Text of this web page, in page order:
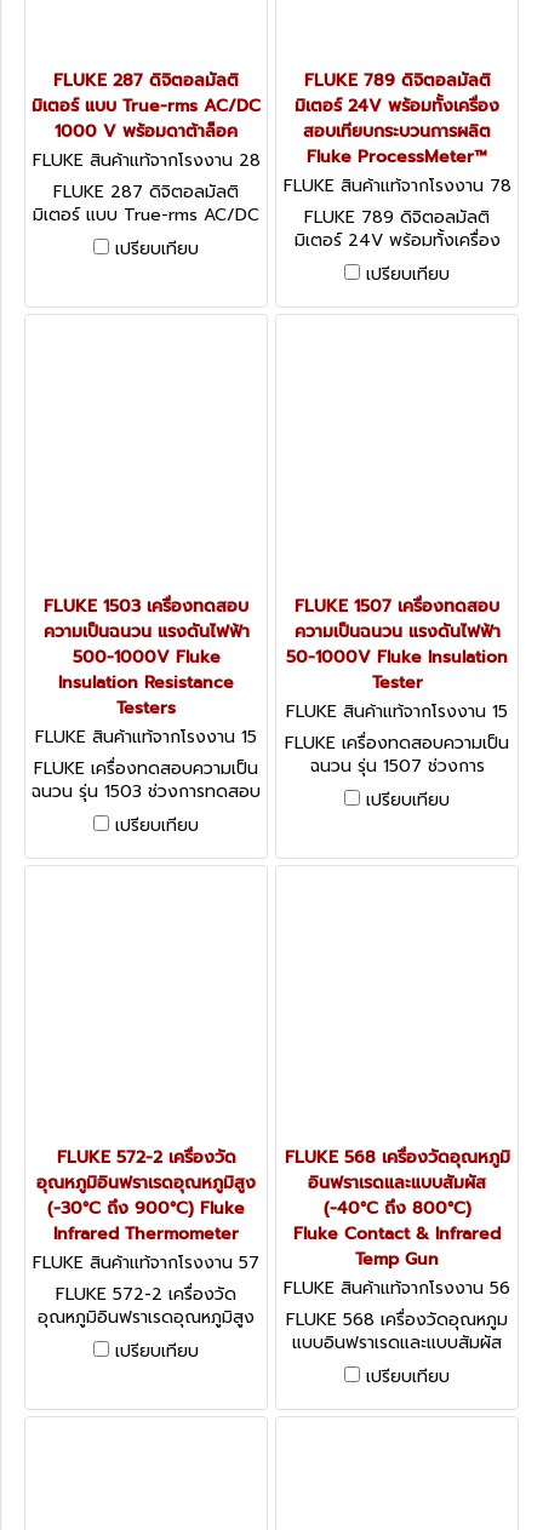
FLUKE 287 ดิจิตอลมัลติ
มิเตอร์ แบบ True-rms AC/DC
1000 V พร้อมดาต้าล็อค
FLUKE สินค้าแท้จากโรงงาน 28
7
FLUKE 287 ดิจิตอลมัลติ
มิเตอร์ แบบ True-rms AC/DC
1000 V พร้อมดาต้าล็อค
เปรียบเทียบ
FLUKE 789 ดิจิตอลมัลติ
มิเตอร์ 24V พร้อมทั้งเครื่อง
สอบเทียบกระบวนการผลิต
Fluke ProcessMeter™
FLUKE สินค้าแท้จากโรงงาน 78
9
FLUKE 789 ดิจิตอลมัลติ
มิเตอร์ 24V พร้อมทั้งเครื่อง
สอบเทียบกระบวนการผลิต
Fluke ProcessMeter™ (ฟลุ๊ค)
เปรียบเทียบ
FLUKE 1503 เครื่องทดสอบ
ความเป็นฉนวน แรงดันไฟฟ้า
500-1000V Fluke
Insulation Resistance
Testers
FLUKE สินค้าแท้จากโรงงาน 15
03
FLUKE เครื่องทดสอบความเป็น
ฉนวน รุ่น 1503 ช่วงการทดสอบ
ฉนวน 0.1 MΩ ถึง 2000 MΩ
แรงดันไฟฟ้าการทดสอบฉนวน
500 V, 1000 V (ฟลุ๊ค)
เปรียบเทียบ
FLUKE 1507 เครื่องทดสอบ
ความเป็นฉนวน แรงดันไฟฟ้า
50-1000V Fluke Insulation
Tester
FLUKE สินค้าแท้จากโรงงาน 15
07
FLUKE เครื่องทดสอบความเป็น
ฉนวน รุ่น 1507 ช่วงการ
ทดสอบฉนวน 0.1 MΩ ถึง 10
GΩ แรงดันไฟฟ้าการทดสอบ
250 โวลต์ / 500 โวลต์ และ
เปรียบเทียบ
FLUKE 572-2 เครื่องวัด
อุณหภูมิอินฟราเรดอุณหภูมิสูง
(-30°C ถึง 900°C) Fluke
Infrared Thermometer
FLUKE สินค้าแท้จากโรงงาน 57
2-2
FLUKE 572-2 เครื่องวัด
อุณหภูมิอินฟราเรดอุณหภูมิสูง
(-30°C ถึง 900°C) Fluke
Infrared Thermometer
เปรียบเทียบ
FLUKE 568 เครื่องวัดอุณหภูมิ
อินฟราเรดและแบบสัมผัส
(-40°C ถึง 800°C)
Fluke Contact & Infrared
Temp Gun
FLUKE สินค้าแท้จากโรงงาน 56
8
FLUKE 568 เครื่องวัดอุณหภูม
แบบอินฟราเรดและแบบสัมผัส
แบบทูอินวัน (-40°C ถึง
800°C) พร้อมด้วยจอแสดงผล
ดอทเมตริกซ์แบบใหม่
เปรียบเทียบ